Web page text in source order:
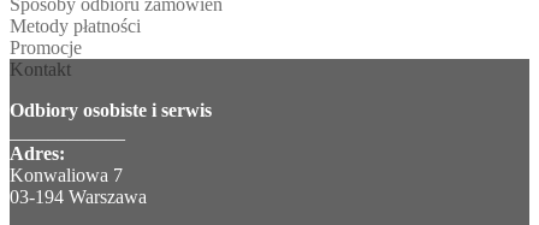
Metody płatności
Promocje
Kontakt
Odbiory osobiste i serwis
Adres:
Konwaliowa 7
03-194 Warszawa